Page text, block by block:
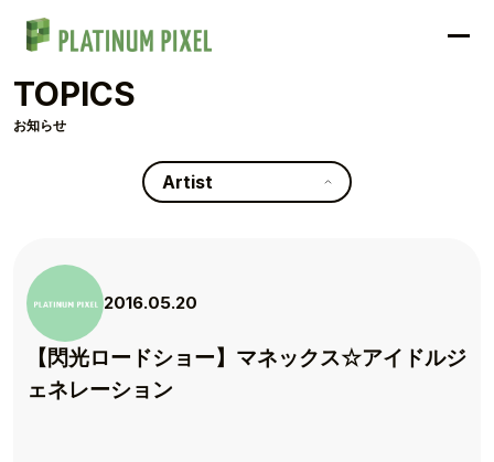
TOPICS
お知らせ
Artist
2016.05.20
【閃光ロードショー】マネックス☆アイドルジ
ェネレーション